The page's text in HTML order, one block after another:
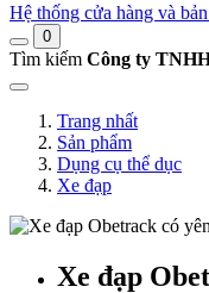
Hệ thống cửa hàng và
0
Tìm kiếm Công ty
Trang nhất
Sản phẩm
Dụng cụ thể dục
Xe đạp
Xe đạp